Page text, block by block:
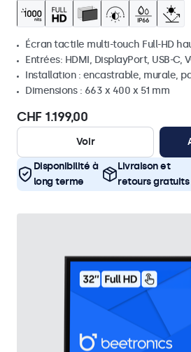
Écran tactile multi-touch Full-HD
Entrées: HDMI, DisplayPort, USB-C,
Installation : encastrable, murale,
Dimensions : 663 x 400 x 51 mm
CHF 1.199,00
Voir
Disponibilité à
long terme
Livraison et
retours gratuits